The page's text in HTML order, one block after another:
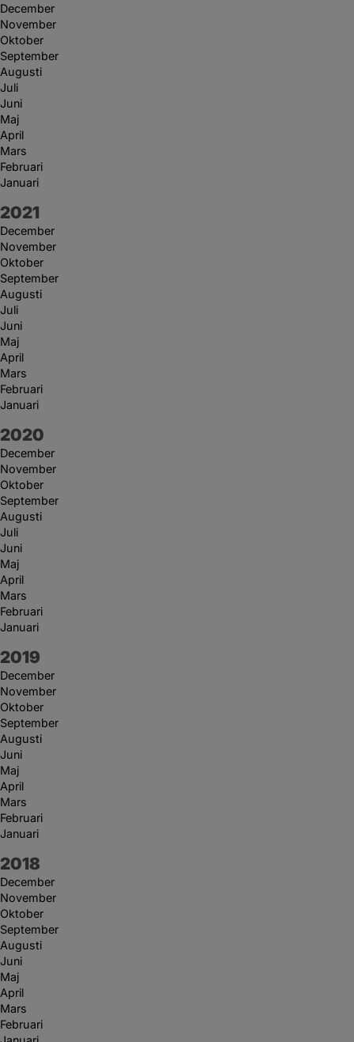
December
November
Oktober
September
Augusti
Juli
Juni
Maj
April
Mars
Februari
Januari
År:
2021
December
November
Oktober
September
Augusti
Juli
Juni
Maj
April
Mars
Februari
Januari
År:
2020
December
November
Oktober
September
Augusti
Juli
Juni
Maj
April
Mars
Februari
Januari
År:
2019
December
November
Oktober
September
Augusti
Juni
Maj
April
Mars
Februari
Januari
År:
2018
December
November
Oktober
September
Augusti
Juni
Maj
April
Mars
Februari